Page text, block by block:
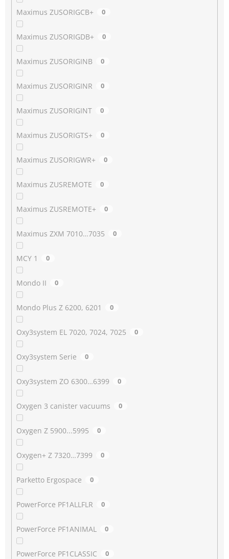
Maximus ZUSORIGCB+ 0
Maximus ZUSORIGDB+ 0
Maximus ZUSORIGINB 0
Maximus ZUSORIGINR 0
Maximus ZUSORIGINT 0
Maximus ZUSORIGTS+ 0
Maximus ZUSORIGWR+ 0
Maximus ZUSREMOTE 0
Maximus ZUSREMOTE+ 0
Maximus ZXM 7010…7035 0
MCY 1 0
Mondo II 0
Mondo Plus Z 6200, 6201 0
Oxy3system EL 7020, 7024, 7025 0
Oxy3system Serie 0
Oxy3system ZO 6300…6399 0
Oxygen 3 canister vacuums 0
Oxygen Z 5900...5995 0
Oxygen+ Z 7320…7399 0
Parketto Ergospace 0
PowerForce PF1ALLFLR 0
PowerForce PF1ANIMAL 0
PowerForce PF1CLASSIC 0